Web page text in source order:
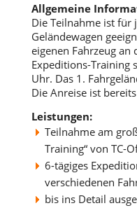
Allgemeine
Die Teilnahme ist für
Geländewagen
eigenen Fahrzeug an
Expeditions-Training
Uhr. Das 1.
Die Anreise ist
Leistungen:
Teilnahme am
Training“ von TC-
6-tägiges
verschiedenen
bis ins Detail